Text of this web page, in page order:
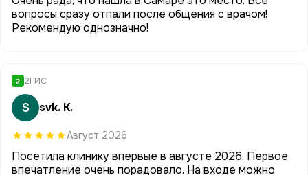
вопросы сразу отпали после общения с врачом!
Рекомендую однозначно!
2 2ГИС
S svk. K.
Август 2026
Посетила клинику впервые в августе 2026. Первое
впечатление очень порадовало. На входе можно